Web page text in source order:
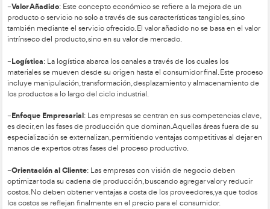
2 – Etapa de transporte y almacenamiento: escalonar el
El escalonamiento del proceso logístico busca reducir los
transporte, optimizando el traslado de materiales en lotes
gestión de stocks seleccionada por la empresa. Este
objetivo minimizar los costos de almacenamiento y
un servicio rápido a los centros de consumo.
Una de las decisiones clave en el proceso logístico es la
utilizar un solo almacén o varios. Cada opción tiene
Uso de un solo almacén:Es adecuado para
pero con baja rotación, ya que permite reducir los